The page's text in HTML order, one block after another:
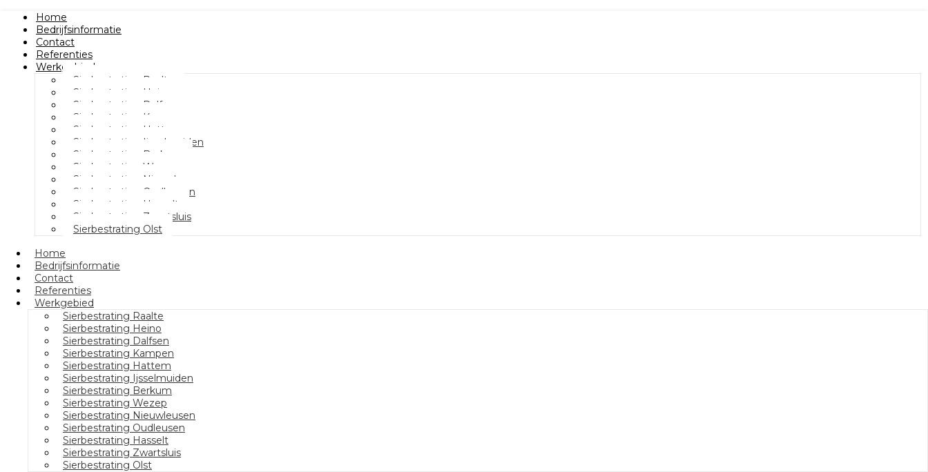
Home
Bedrijfsinformatie
Contact
Referenties
Werkgebied
Sierbestrating Raalte
Sierbestrating Heino
Sierbestrating Dalfsen
Sierbestrating Kampen
Sierbestrating Hattem
Sierbestrating Ijsselmuiden
Sierbestrating Berkum
Sierbestrating Wezep
Sierbestrating Nieuwleusen
Sierbestrating Oudleusen
Sierbestrating Hasselt
Sierbestrating Zwartsluis
Sierbestrating Olst
Home
Bedrijfsinformatie
Contact
Referenties
Werkgebied
Sierbestrating Raalte
Sierbestrating Heino
Sierbestrating Dalfsen
Sierbestrating Kampen
Sierbestrating Hattem
Sierbestrating Ijsselmuiden
Sierbestrating Berkum
Sierbestrating Wezep
Sierbestrating Nieuwleusen
Sierbestrating Oudleusen
Sierbestrating Hasselt
Sierbestrating Zwartsluis
Sierbestrating Olst